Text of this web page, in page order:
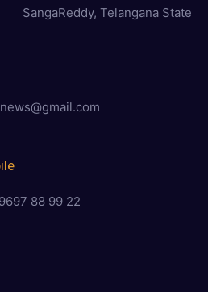
SangaReddy, Telangana State
88 99 22